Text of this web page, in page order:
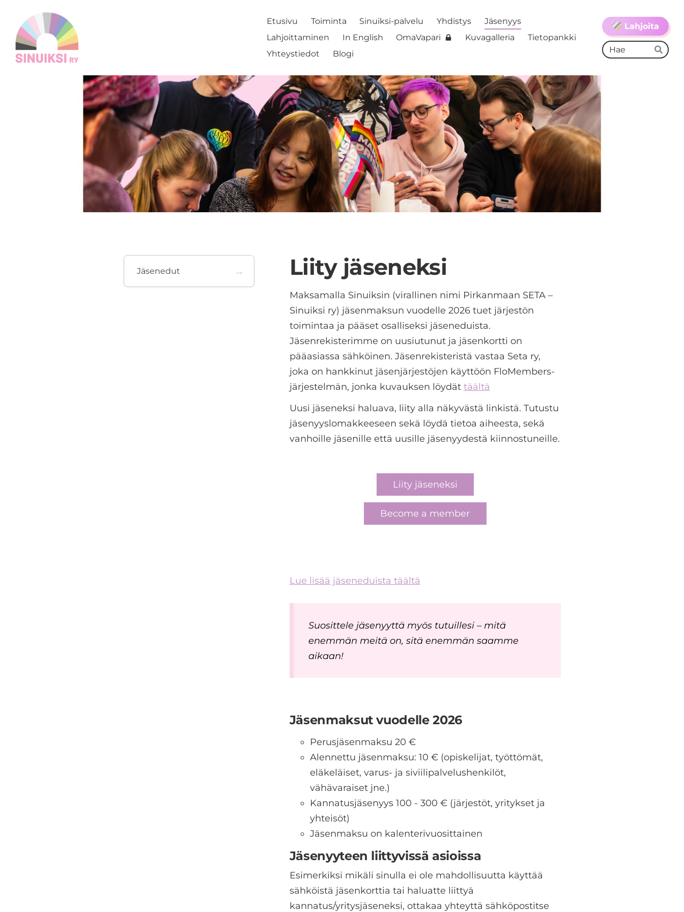
sivun
sisältöön
Sinuiksi ry
Etusivu Toiminta Sinuiksi-palvelu Yhdistys
Jäsenyys
Lahjoittaminen
In English OmaVapari Kuvagalleria
Tietopankki
Yhteystiedot
Blogi
Lahjoita
Hae
Jäsenedut Liity jäseneksi
Maksamalla Sinuiksin (virallinen nimi Pirkanmaan SETA –
Sinuiksi ry) jäsenmaksun vuodelle 2026 tuet järjestön
toimintaa ja pääset osalliseksi jäseneduista.
Jäsenrekisterimme on uusiutunut ja jäsenkortti on
pääasiassa sähköinen. Jäsenrekisteristä vastaa Seta ry,
joka on hankkinut jäsenjärjestöjen käyttöön FloMembers-
järjestelmän, jonka kuvauksen löydät täältä
Uusi jäseneksi haluava, liity alla näkyvästä linkistä. Tutustu
jäsenyyslomakkeeseen sekä löydä tietoa aiheesta, sekä
vanhoille jäsenille että uusille jäsenyydestä kiinnostuneille.
Liity jäseneksi
Become a member
Lue lisää jäseneduista täältä
Suosittele jäsenyyttä myös tutuillesi – mitä
enemmän meitä on, sitä enemmän saamme
aikaan!
Jäsenmaksut vuodelle 2026
Perusjäsenmaksu 20 €
Alennettu jäsenmaksu: 10 € (opiskelijat, työttömät,
eläkeläiset, varus- ja siviilipalvelushenkilöt,
vähävaraiset jne.)
Kannatusjäsenyys 100 - 300 € (järjestöt, yritykset ja
yhteisöt)
Jäsenmaksu on kalenterivuosittainen
Jäsenyyteen liittyvissä asioissa
Esimerkiksi mikäli sinulla ei ole mahdollisuutta käyttää
sähköistä jäsenkorttia tai haluatte liittyä
kannatus/yritysjäseneksi, ottakaa yhteyttä sähköpostitse